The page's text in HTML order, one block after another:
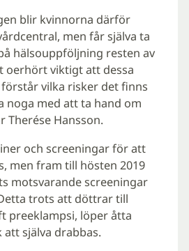
blir kvinnorna därför
men får själva ta
hälsouppföljning resten av
oerhört viktigt att dessa
vilka risker det finns
noga med att ta hand om
Therése Hansson.
och screeningar för att
men fram till hösten 2019
motsvarande screeningar
trots att döttrar till
preeklampsi, löper åtta
själva drabbas.